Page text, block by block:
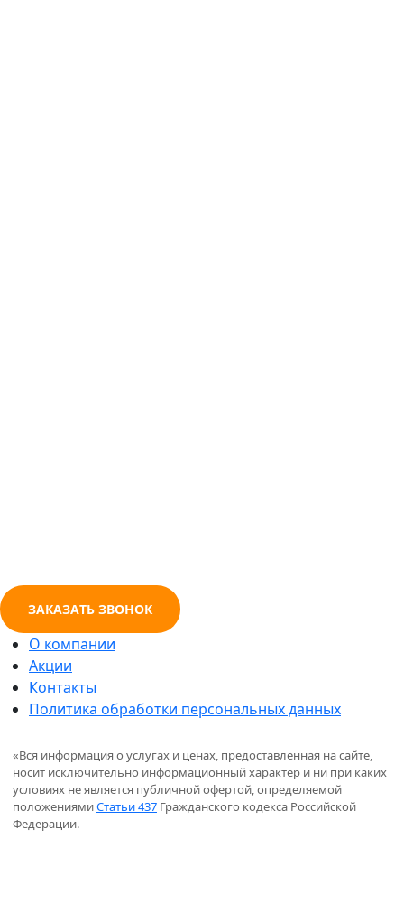
ЗАКАЗАТЬ ЗВОНОК
О компании
Акции
Контакты
Политика обработки персональных данных
«Вся информация о услугах и ценах, предоставленная на сайте,
носит исключительно информационный характер и ни при каких
условиях не является публичной офертой, определяемой
положениямиСтатьи 437 Гражданского кодекса Российской
Федерации.